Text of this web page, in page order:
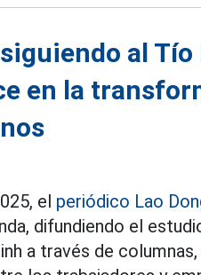
al
en la
el periódico Lao
difundiendo el
a través de